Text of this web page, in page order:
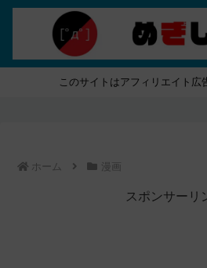
このサイトはアフィリエイト広
ホーム 漫画
スポンサーリ